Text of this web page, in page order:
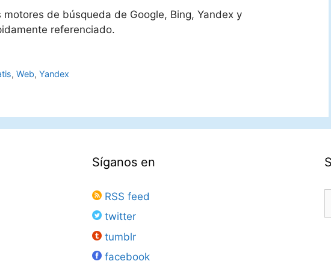
de búsqueda de Google, Bing, Yandex y
referenciado.
,Web,Yandex
Síganos en
RSS feed
twitter
tumblr
facebook